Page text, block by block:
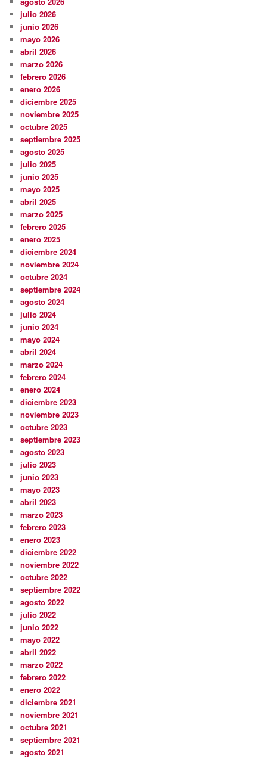
julio 2026
junio 2026
mayo 2026
abril 2026
marzo 2026
febrero 2026
enero 2026
diciembre 2025
noviembre 2025
octubre 2025
septiembre 2025
agosto 2025
julio 2025
junio 2025
mayo 2025
abril 2025
marzo 2025
febrero 2025
enero 2025
diciembre 2024
noviembre 2024
octubre 2024
septiembre 2024
agosto 2024
julio 2024
junio 2024
mayo 2024
abril 2024
marzo 2024
febrero 2024
enero 2024
diciembre 2023
noviembre 2023
octubre 2023
septiembre 2023
agosto 2023
julio 2023
junio 2023
mayo 2023
abril 2023
marzo 2023
febrero 2023
enero 2023
diciembre 2022
noviembre 2022
octubre 2022
septiembre 2022
agosto 2022
julio 2022
junio 2022
mayo 2022
abril 2022
marzo 2022
febrero 2022
enero 2022
diciembre 2021
noviembre 2021
octubre 2021
septiembre 2021
agosto 2021